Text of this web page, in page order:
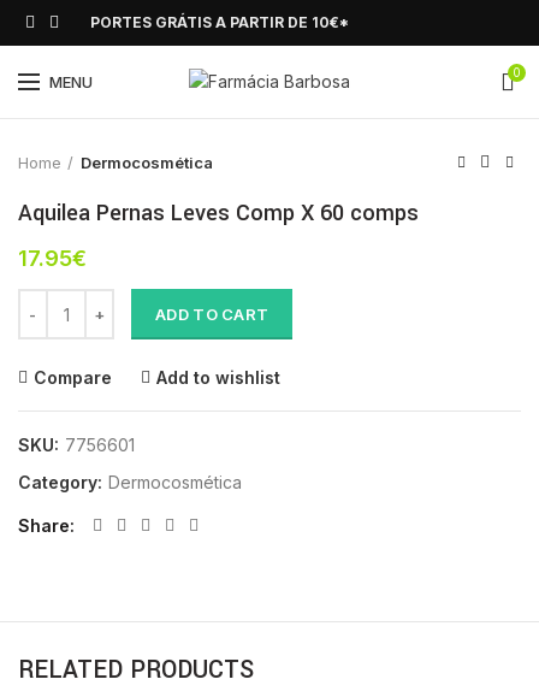
PORTES GRÁTIS A PARTIR DE 10€*
MENU 0
Click to enlarge
Home Dermocosmética
Aquilea Pernas Leves Comp X 60 comps
17.95€
ADD TO CART
Compare Add to wishlist
SKU: 7756601
Category: Dermocosmética
Share
RELATED PRODUCTS